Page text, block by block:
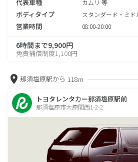
代表車種 カムリ 等
ボディタイプ スタンダード・ミド
営業時間 08:00-20:00
6時間まで9,900円
免責補償制度1,100円
那須塩原駅から 118m
トヨタレンタカー那須塩原駅前
那須塩原市大原間西1-2-2